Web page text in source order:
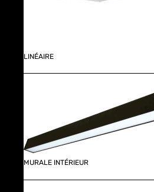
LINÉAIRE
MURALE INTÉRIEUR